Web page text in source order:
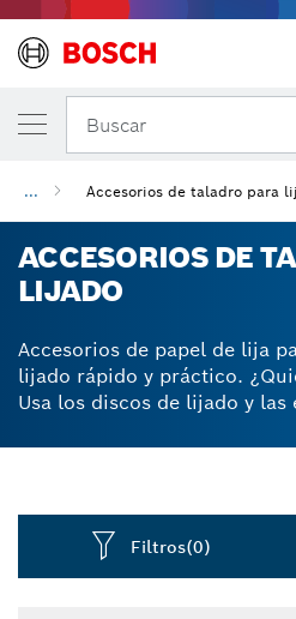
Buscar
... Accesorios de taladro para
ACCESORIOS DE
LIJADO
Accesorios de papel de lija
lijado rápido y práctico.
Usa los discos de lijado y las
diseño Surface Structure de
individuales se han alineado
óptima para crear una
Filtros(0)